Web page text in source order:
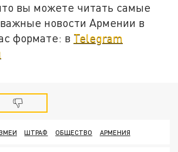
вы можете читать самые
новости Армении в
формате: в Telegram
ШТРАФ ОБЩЕСТВО АРМЕНИЯ